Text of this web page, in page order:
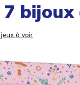
bijoux
à voir